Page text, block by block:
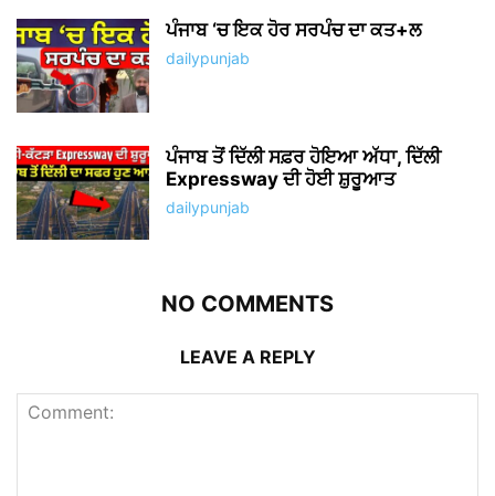
ਪੰਜਾਬ ‘ਚ ਇਕ ਹੋਰ ਸਰਪੰਚ ਦਾ ਕਤ+ਲ
dailypunjab
ਪੰਜਾਬ ਤੋਂ ਦਿੱਲੀ ਸਫ਼ਰ ਹੋਇਆ ਅੱਧਾ, ਦਿੱਲੀ
Expressway ਦੀ ਹੋਈ ਸ਼ੁਰੂਆਤ
dailypunjab
NO COMMENTS
LEAVE A REPLY